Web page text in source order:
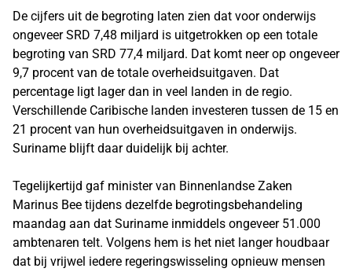
De cijfers uit de begroting laten zien dat voor onderwijs
ongeveer SRD 7,48 miljard is uitgetrokken op een totale
begroting van SRD 77,4 miljard. Dat komt neer op ongeveer
9,7 procent van de totale overheidsuitgaven. Dat
percentage ligt lager dan in veel landen in de regio.
Verschillende Caribische landen investeren tussen de 15 en
21 procent van hun overheidsuitgaven in onderwijs.
Suriname blijft daar duidelijk bij achter.
Tegelijkertijd gaf minister van Binnenlandse Zaken
Marinus Bee tijdens dezelfde begrotingsbehandeling
maandag aan dat Suriname inmiddels ongeveer 51.000
ambtenaren telt. Volgens hem is het niet langer houdbaar
dat bij vrijwel iedere regeringswisseling opnieuw mensen